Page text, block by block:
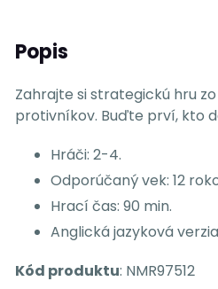
Popis
Zahrajte si strategickú hru
protivníkov. Buďte prví, kto
Hráči: 2-4.
Odporúčaný vek: 12
Hrací čas: 90 min.
Anglická jazyková
Kód produktu: NMR97512